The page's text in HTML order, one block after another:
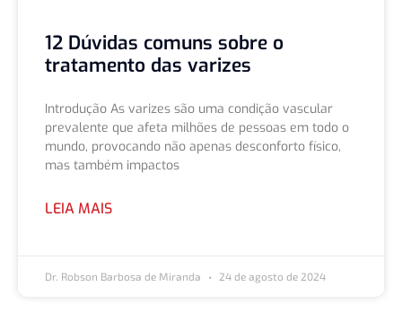
12 Dúvidas comuns sobre o
tratamento das varizes
Introdução As varizes são uma condição vascular
prevalente que afeta milhões de pessoas em todo o
mundo, provocando não apenas desconforto físico,
mas também impactos
LEIA MAIS
Dr. Robson Barbosa de Miranda 24 de agosto de 2024